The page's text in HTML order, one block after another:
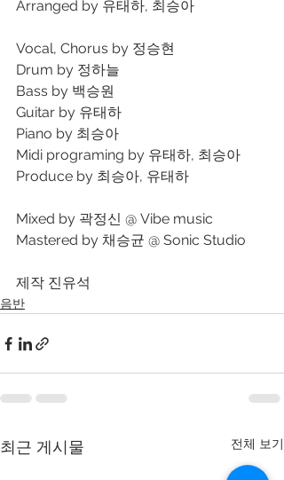
Arranged by 유태하, 최승아
Vocal, Chorus by 정승현
Drum by 정하늘
Bass by 백승원
Guitar by 유태하
Piano by 최승아
Midi programing by 유태하, 최승아
Produce by 최승아, 유태하
Mixed by 곽정신 @ Vibe music
Mastered by 채승균 @ Sonic Studio
제작 진유석
음반
최근 게시물 전체 보기